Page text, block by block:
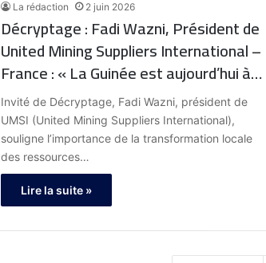
La rédaction 2 juin 2026
Décryptage : Fadi Wazni, Président de
United Mining Suppliers International –
France : « La Guinée est aujourd’hui à
pied d’œuvre pour reconstruire ses
raffineries et transformer ses
matières premières, une priorité
nationale. Nous sommes pleinement
engagés dans cette démarche. Pour la
France, il s’agira de sécuriser les
intrants stratégiques dans une période
Invité de Décryptage, Fadi Wazni, président de
UMSI (United Mining Suppliers International),
souligne l’importance de la transformation locale
des ressources…
Lire la suite »